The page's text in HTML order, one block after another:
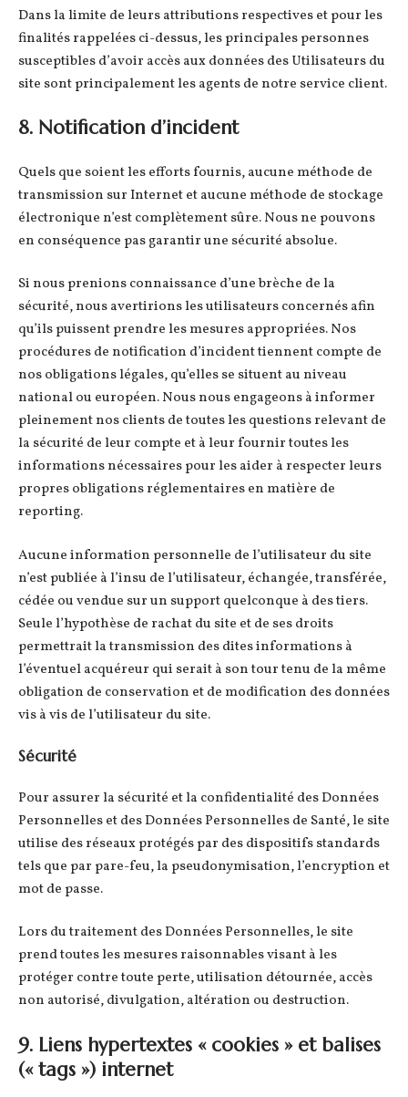
Dans la limite de leurs attributions respectives et pour les
finalités rappelées ci-dessus, les principales personnes
susceptibles d’avoir accès aux données des Utilisateurs du
site sont principalement les agents de notre service client.
8. Notification d’incident
Quels que soient les efforts fournis, aucune méthode de
transmission sur Internet et aucune méthode de stockage
électronique n’est complètement sûre. Nous ne pouvons
en conséquence pas garantir une sécurité absolue.
Si nous prenions connaissance d’une brèche de la
sécurité, nous avertirions les utilisateurs concernés afin
qu’ils puissent prendre les mesures appropriées. Nos
procédures de notification d’incident tiennent compte de
nos obligations légales, qu’elles se situent au niveau
national ou européen. Nous nous engageons à informer
pleinement nos clients de toutes les questions relevant de
la sécurité de leur compte et à leur fournir toutes les
informations nécessaires pour les aider à respecter leurs
propres obligations réglementaires en matière de
reporting.
Aucune information personnelle de l’utilisateur du site
n’est publiée à l’insu de l’utilisateur, échangée, transférée,
cédée ou vendue sur un support quelconque à des tiers.
Seule l’hypothèse de rachat du site et de ses droits
permettrait la transmission des dites informations à
l’éventuel acquéreur qui serait à son tour tenu de la même
obligation de conservation et de modification des données
vis à vis de l’utilisateur du site.
Sécurité
Pour assurer la sécurité et la confidentialité des Données
Personnelles et des Données Personnelles de Santé, le site
utilise des réseaux protégés par des dispositifs standards
tels que par pare-feu, la pseudonymisation, l’encryption et
mot de passe.
Lors du traitement des Données Personnelles, le site
prend toutes les mesures raisonnables visant à les
protéger contre toute perte, utilisation détournée, accès
non autorisé, divulgation, altération ou destruction.
9. Liens hypertextes « cookies » et balises
(« tags ») internet